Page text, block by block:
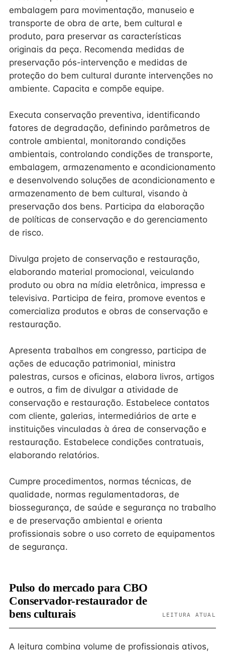
embalagem para movimentação, manuseio e
transporte de obra de arte, bem cultural e
produto, para preservar as características
originais da peça. Recomenda medidas de
preservação pós-intervenção e medidas de
proteção do bem cultural durante intervenções no
ambiente. Capacita e compõe equipe.
Executa conservação preventiva, identificando
fatores de degradação, definindo parâmetros de
controle ambiental, monitorando condições
ambientais, controlando condições de transporte,
embalagem, armazenamento e acondicionamento
e desenvolvendo soluções de acondicionamento e
armazenamento de bem cultural, visando à
preservação dos bens. Participa da elaboração
de políticas de conservação e do gerenciamento
de risco.
Divulga projeto de conservação e restauração,
elaborando material promocional, veiculando
produto ou obra na mídia eletrônica, impressa e
televisiva. Participa de feira, promove eventos e
comercializa produtos e obras de conservação e
restauração.
Apresenta trabalhos em congresso, participa de
ações de educação patrimonial, ministra
palestras, cursos e oficinas, elabora livros, artigos
e outros, a fim de divulgar a atividade de
conservação e restauração. Estabelece contatos
com cliente, galerias, intermediários de arte e
instituições vinculadas à área de conservação e
restauração. Estabelece condições contratuais,
elaborando relatórios.
Cumpre procedimentos, normas técnicas, de
qualidade, normas regulamentadoras, de
biossegurança, de saúde e segurança no trabalho
e de preservação ambiental e orienta
profissionais sobre o uso correto de equipamentos
de segurança.
Pulso do mercado para CBO
Conservador-restaurador de
bens culturais
LEITURA ATUAL
A leitura combina volume de profissionais ativos,